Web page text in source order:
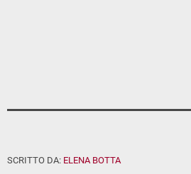
SCRITTO DA: ELENA BOTTA